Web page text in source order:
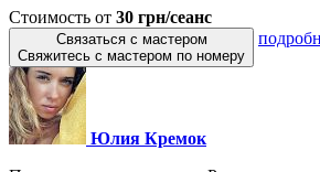
Стоимость от 30 грн/сеанс
Связаться с мастером
Свяжитесь с мастером по номеру
Юлия Кремок